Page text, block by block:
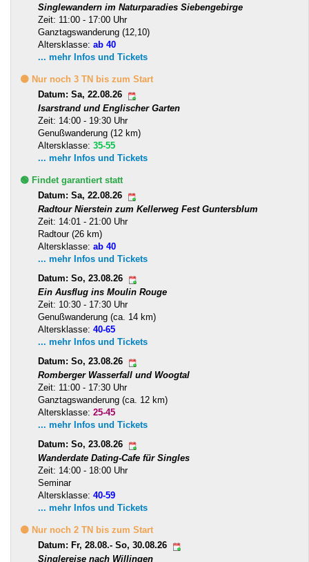
Singlewandern im Naturparadies Siebengebirge
Zeit: 11:00 - 17:00 Uhr
Ganztagswanderung (12,10)
Altersklasse: ab 40
... mehr Infos und Tickets
🟡 Nur noch 3 TN bis zum Start
Datum: Sa, 22.08.26
Isarstrand und Englischer Garten
Zeit: 14:00 - 19:30 Uhr
Genußwanderung (12 km)
Altersklasse: 35-55
... mehr Infos und Tickets
🟢 Findet garantiert statt
Datum: Sa, 22.08.26
Radtour Nierstein zum Kellerweg Fest Guntersblum
Zeit: 14:01 - 21:00 Uhr
Radtour (26 km)
Altersklasse: ab 40
... mehr Infos und Tickets
Datum: So, 23.08.26
Ein Ausflug ins Moulin Rouge
Zeit: 10:30 - 17:30 Uhr
Genußwanderung (ca. 14 km)
Altersklasse: 40-65
... mehr Infos und Tickets
Datum: So, 23.08.26
Romberger Wasserfall und Woogtal
Zeit: 11:00 - 17:30 Uhr
Ganztagswanderung (ca. 12 km)
Altersklasse: 25-45
... mehr Infos und Tickets
Datum: So, 23.08.26
Wanderdate Dating-Cafe für Singles
Zeit: 14:00 - 18:00 Uhr
Seminar
Altersklasse: 40-59
... mehr Infos und Tickets
🟡 Nur noch 2 TN bis zum Start
Datum: Fr, 28.08.- So, 30.08.26
Singlereise nach Willingen